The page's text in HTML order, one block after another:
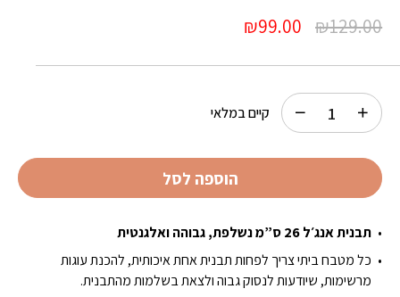
₪129.00
המחיר
היה:
₪129.00.
₪99.00 המחיר
הוא:
תבנית אנג׳ל 26 ס”מ נשלפת,
גבוהה ואלגנטית
כל מטבח ביתי צריך לפחות תבנית אחת איכותית, להכנת עוגות
מרשימות, שיודעות לנסוק גבוה ולצאת בשלמות מהתבנית.
קיים במלאי
הוספה לסל